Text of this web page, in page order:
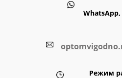
WhatsApp,
Режим